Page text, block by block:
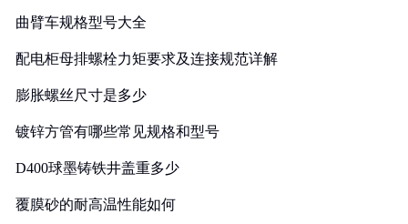
曲臂车规格型号大全
配电柜母排螺栓力矩要求及连接规范详解
膨胀螺丝尺寸是多少
镀锌方管有哪些常见规格和型号
D400球墨铸铁井盖重多少
覆膜砂的耐高温性能如何